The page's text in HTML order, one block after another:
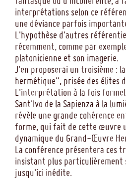
interprétations selon ce
une déviance parfois
L'hypothèse d'autres
récemment, comme par
platonicienne et son imagerie.
J'en proposerai un troisième :
hermétique", prisée des élites
L'interprétation à la fois
Sant'Ivo de la Sapienza à la
révèle une grande cohérence
forme, qui fait de cette œuvre
dynamique du Grand-Œuvre
La conférence présentera ces
insistant plus particulièrement
jusqu'ici inédite.